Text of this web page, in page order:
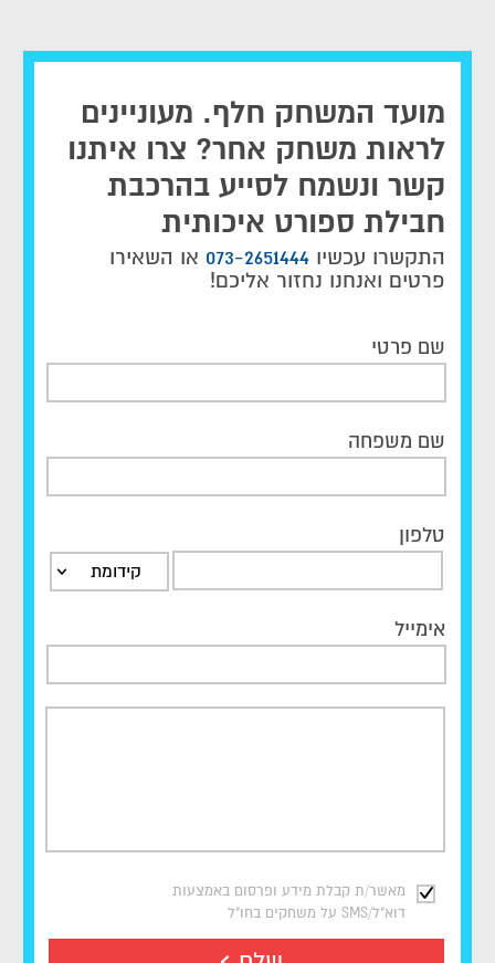
אי אפשר לא להצטמרר בשירה האדירה של
חבילות למשחקי ליברפול: רק להיות שם שזה
קורה
אם אתם מחפשים חבילות למשחקי ליברפול, אז
הגעתם למקום הנכון. חבילות ספורט של גלובל
ספורט מבית אופקים גלובל תיירות נבנו כדי לתת
לכם מענה מושלם. בחרו את החבילה המתאימה
לכם והזמינו באתר. לא מצאתם חבילות למשחקי
ונציגי גלובל ספורט ישמחו להציע לכם חבילות
מותאמות אישית עבורכם או כרטיסים למשחקים של
מועד המשחק חלף. מעוניינים
לראות משחק אחר? צרו איתנו
קשר ונשמח לסייע בהרכבת
חבילת ספורט איכותית
התקשרו עכשיו 073-2651444 או השאירו
פרטים ואנחנו נחזור אליכם!
שם פרטי
שם משפחה
טלפון
קידומת
אימייל
מאשר/ת קבלת מידע ופרסום באמצעות
דוא"ל/SMS על משחקים בחו"ל